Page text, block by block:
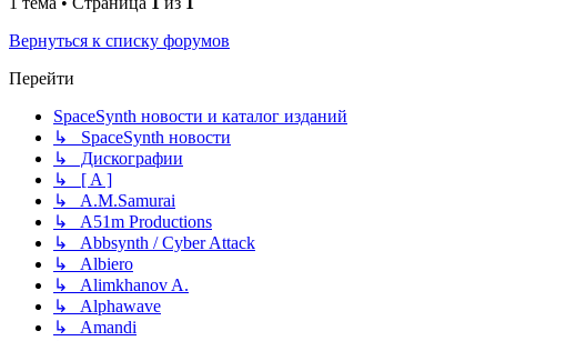
Вернуться к списку форумов
Перейти
SpaceSynth новости и каталог изданий
↳ SpaceSynth новости
↳ Дискографии
↳ [ A ]
↳ A.M.Samurai
↳ A51m Productions
↳ Abbsynth / Cyber Attack
↳ Albiero
↳ Alimkhanov A.
↳ Alphawave
↳ Amandi